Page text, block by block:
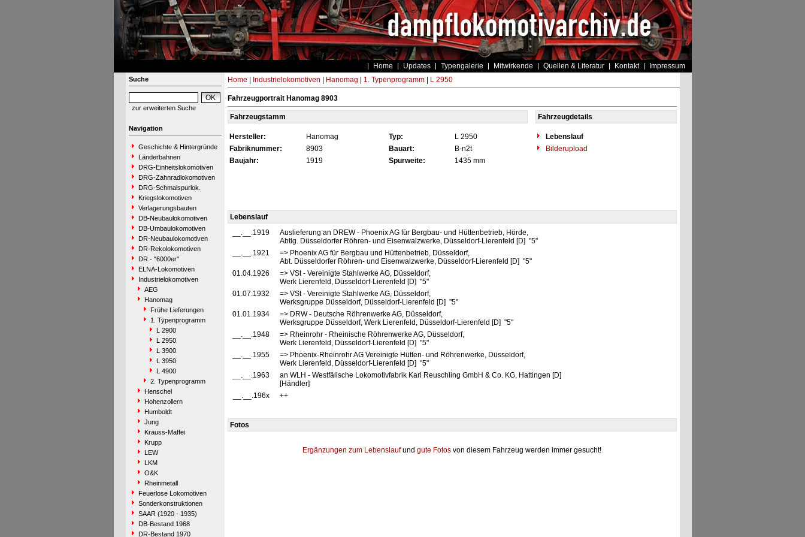
Home Updates Typengalerie Mitwirkende Quellen & Literatur Kontakt Impressum
Suche
zur erweiterten Suche
Navigation
Geschichte & Hintergründe
Länderbahnen
DRG-Einheitslokomotiven
DRG-Zahnradlokomotiven
DRG-Schmalspurlok.
Kriegslokomotiven
Verlagerungsbauten
DB-Neubaulokomotiven
DB-Umbaulokomotiven
DR-Neubaulokomotiven
DR-Rekolokomotiven
DR - "6000er"
ELNA-Lokomotiven
Industrielokomotiven
AEG
Hanomag
Frühe Lieferungen
1. Typenprogramm
L 2900
L 2950
L 3900
L 3950
L 4900
2. Typenprogramm
Henschel
Hohenzollern
Humboldt
Jung
Krauss-Maffei
Krupp
LEW
LKM
O&K
Rheinmetall
Feuerlose Lokomotiven
Sonderkonstruktionen
SAAR (1920 - 1935)
DB-Bestand 1968
DR-Bestand 1970
Home Industrielokomotiven Hanomag 1. Typenprogramm| L 2950
Fahrzeugportrait Hanomag 8903
Fahrzeugstamm Fahrzeugdetails
Hersteller: Hanomag Typ: L 2950
Lebenslauf
Fabriknummer:
8903 Bauart: B-n2t
Bilderupload
Baujahr:
1919 Spurweite: 1435 mm
Lebenslauf
__.__.1919
Auslieferung an DREW - Phoenix AG für Bergbau- und Hüttenbetrieb, Hörde,
Abtlg. Düsseldorfer Röhren- und Eisenwalzwerke, Düsseldorf-Lierenfeld [D] "5"
__.__.1921
=> Phoenix AG für Bergbau und Hüttenbetrieb, Düsseldorf,
Abt. Düsseldorfer Röhren- und Eisenwalzwerke, Düsseldorf-Lierenfeld [D] "5"
01.04.1926
=> VSt - Vereinigte Stahlwerke AG, Düsseldorf,
Werk Lierenfeld, Düsseldorf-Lierenfeld [D] "5"
01.07.1932
=> VSt - Vereinigte Stahlwerke AG, Düsseldorf,
Werksgruppe Düsseldorf, Düsseldorf-Lierenfeld [D] "5"
01.01.1934
=> DRW - Deutsche Röhrenwerke AG, Düsseldorf,
Werksgruppe Düsseldorf, Werk Lierenfeld, Düsseldorf-Lierenfeld [D] "5"
__.__.1948
=> Rheinrohr - Rheinische Röhrenwerke AG, Düsseldorf,
Werk Lierenfeld, Düsseldorf-Lierenfeld [D] "5"
__.__.1955
=> Phoenix-Rheinrohr AG Vereinigte Hütten- und Röhrenwerke, Düsseldorf,
Werk Lierenfeld, Düsseldorf-Lierenfeld [D] "5"
__.__.1963
an WLH - Westfälische Lokomotivfabrik Karl Reuschling GmbH & Co. KG, Hattingen [D]
[Händler]
__.__.196x
++
Fotos
Ergänzungen zum Lebenslaufund gute Fotos von diesem Fahrzeug werden immer gesucht!